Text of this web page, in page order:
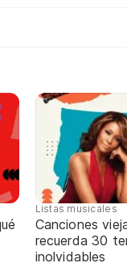
Listas musicales
Canciones
recuerda 30
inolvidables